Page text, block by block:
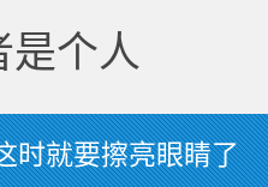
是个人
时就要擦亮眼睛了